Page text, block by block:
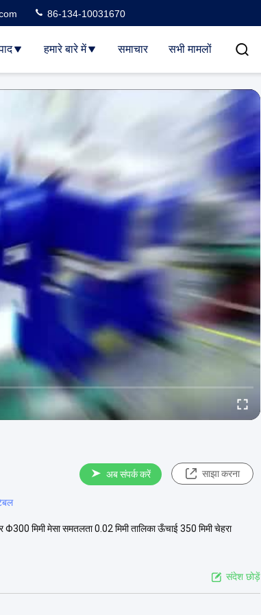
86-134-10031670
हमारे बारे में समाचार सभी मामलों
अब संपर्क करें साझा करना
मिमी मेसा समतलता 0.02 मिमी तालिका ऊँचाई 350 मिमी चेहरा
संदेश छोड़ें